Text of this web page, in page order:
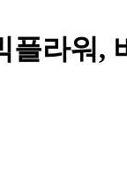
라워,